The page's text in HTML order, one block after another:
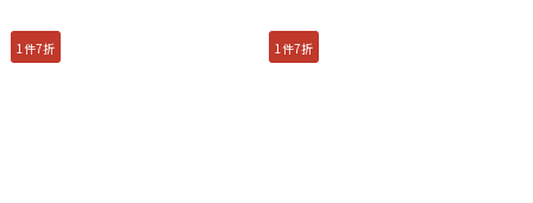
1件7折 1件7折